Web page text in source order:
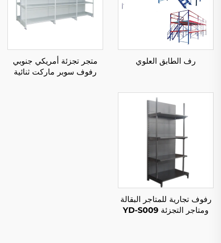
رف الطابق العلوي
متجر تجزئة أمريكي جنوبي
رفوف سوبر ماركت ثنائية
رفوف تجارية للمتاجر البقالة
ومتاجر التجزئة YD-S009